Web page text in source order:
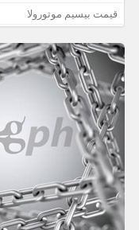
قیمت بیسیم موتورولا